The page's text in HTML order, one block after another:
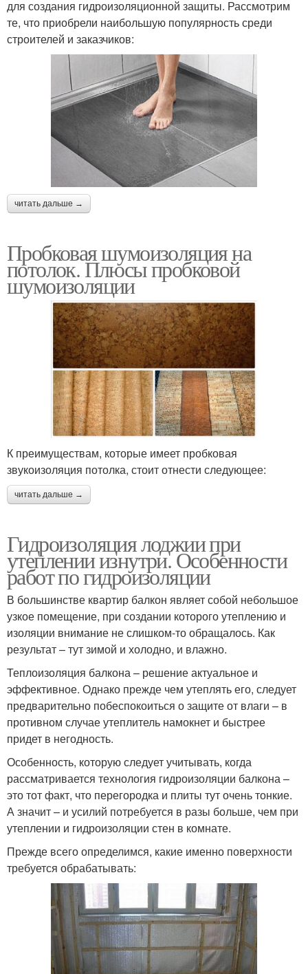
для создания гидроизоляционной защиты. Рассмотрим
те, что приобрели наибольшую популярность среди
строителей и заказчиков:
читать дальше →
Пробковая шумоизоляция на
потолок. Плюсы пробковой
шумоизоляции
К преимуществам, которые имеет пробковая
звукоизоляция потолка, стоит отнести следующее:
читать дальше →
Гидроизоляция лоджии при
утеплении изнутри. Особенности
работ по гидроизоляции
В большинстве квартир балкон являет собой небольшое
узкое помещение, при создании которого утеплению и
изоляции внимание не слишком-то обращалось. Как
результат – тут зимой и холодно, и влажно.
Теплоизоляция балкона – решение актуальное и
эффективное. Однако прежде чем утеплять его, следует
предварительно побеспокоиться о защите от влаги – в
противном случае утеплитель намокнет и быстрее
придет в негодность.
Особенность, которую следует учитывать, когда
рассматривается технология гидроизоляции балкона –
это тот факт, что перегородка и плиты тут очень тонкие.
А значит – и усилий потребуется в разы больше, чем при
утеплении и гидроизоляции стен в комнате.
Прежде всего определимся, какие именно поверхности
требуется обрабатывать: